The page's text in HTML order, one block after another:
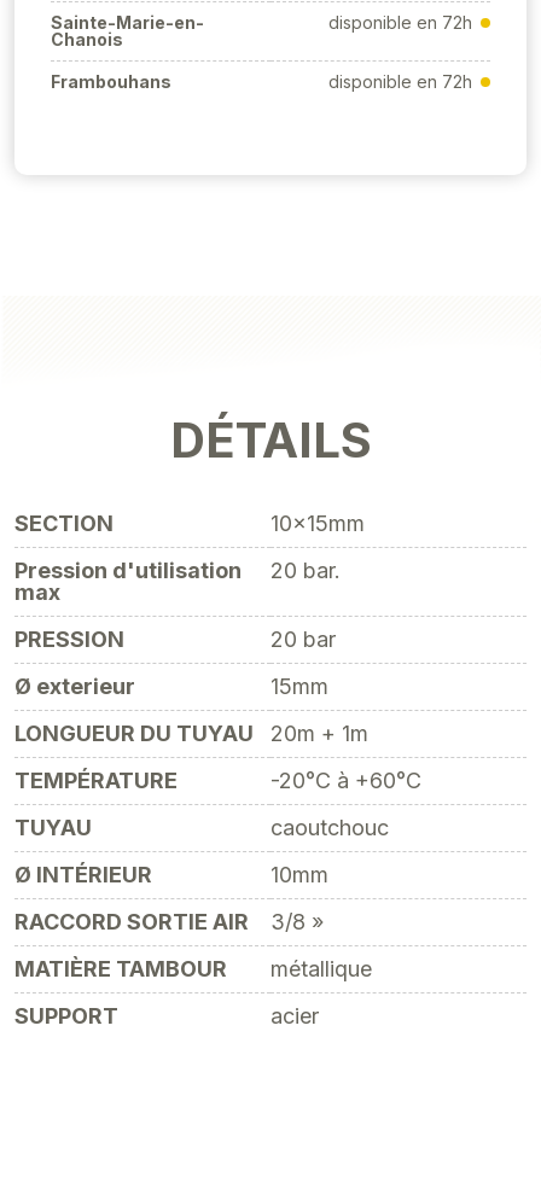
Sainte-Marie-en-
Chanois
disponible en 72h
Frambouhans disponible en 72h
DÉTAILS
SECTION
10x15mm
Pression d'utilisation
max
20 bar.
PRESSION
20 bar
Ø exterieur
15mm
LONGUEUR DU TUYAU
20m + 1m
TEMPÉRATURE
-20°C à +60°C
TUYAU
caoutchouc
Ø INTÉRIEUR
10mm
RACCORD SORTIE AIR
3/8 »
MATIÈRE TAMBOUR
métallique
SUPPORT
acier